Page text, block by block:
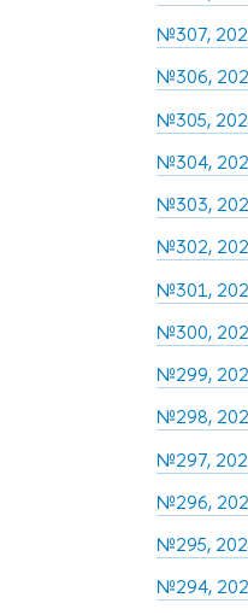
№307,
№306,
№305,
№304,
№303,
№302,
№301,
№300,
№299,
№298,
№297,
№296,
№295,
№294,